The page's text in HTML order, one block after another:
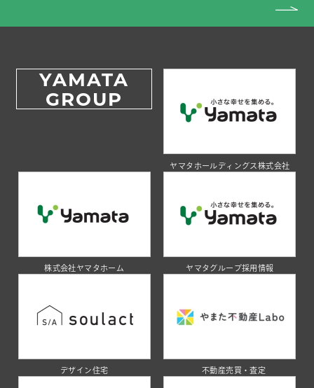
YAMATA
GROUP
ヤマタホールディングス株式会社
株式会社ヤマタホーム ヤマタグループ採用情報
デザイン住宅 不動産売買・査定